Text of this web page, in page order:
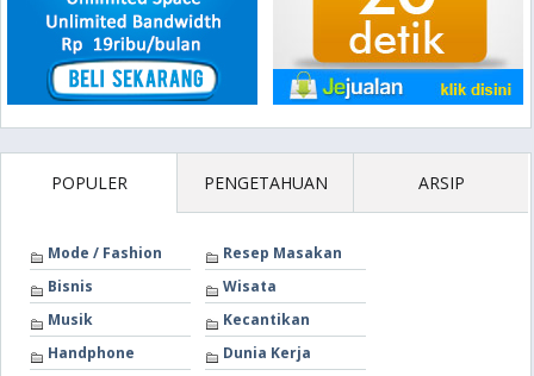
POPULER PENGETAHUAN ARSIP
Mode / Fashion
Resep Masakan
Bisnis
Wisata
Musik
Kecantikan
Handphone
Dunia Kerja